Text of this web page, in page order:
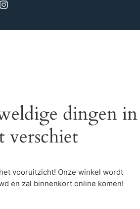
dingen in
verschiet
vooruitzicht! Onze winkel wordt
en zal binnenkort online komen!